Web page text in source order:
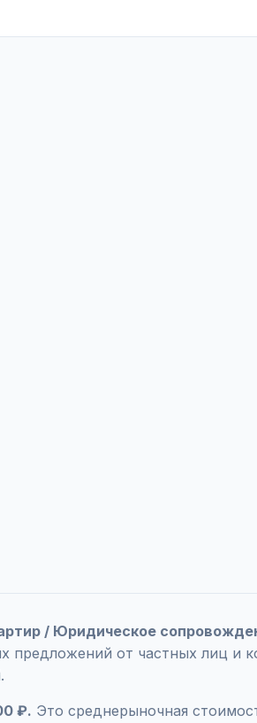
/ Юридическое
предложений от частных лиц и
₽. Это среднерыночная